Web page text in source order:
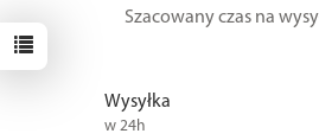
Szacowany czas na
Wysyłka
w 24h